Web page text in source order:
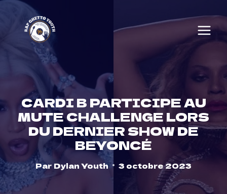
content
CARDI B PARTICIPE AU
MUTE CHALLENGE LORS
DU DERNIER SHOW DE
BEYONCÉ
Par Dylan Youth 3 octobre 2023